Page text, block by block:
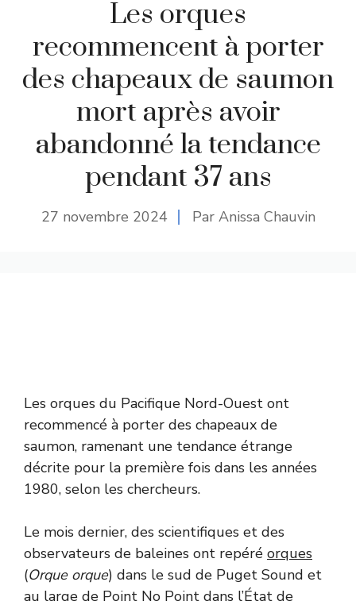
Les orques
recommencent à porter
des chapeaux de saumon
mort après avoir
abandonné la tendance
pendant 37 ans
27 novembre 2024 Par Anissa Chauvin
Les orques du Pacifique Nord-Ouest ont
recommencé à porter des chapeaux de
saumon, ramenant une tendance étrange
décrite pour la première fois dans les années
1980, selon les chercheurs.
Le mois dernier, des scientifiques et des
observateurs de baleines ont repéré orques
(Orque orque) dans le sud de Puget Sound et
au large de Point No Point dans l’État de